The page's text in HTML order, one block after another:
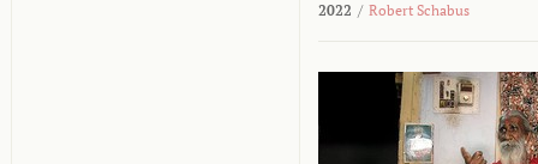
2022 / Robert Schabus